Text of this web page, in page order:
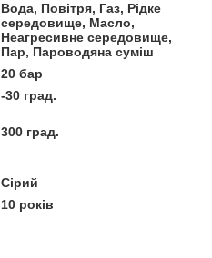
Вода, Повітря, Газ, Рідке
середовище, Масло,
Неагресивне середовище,
Пар, Пароводяна суміш
20 бар
-30 град.
300 град.
Сірий
10 років